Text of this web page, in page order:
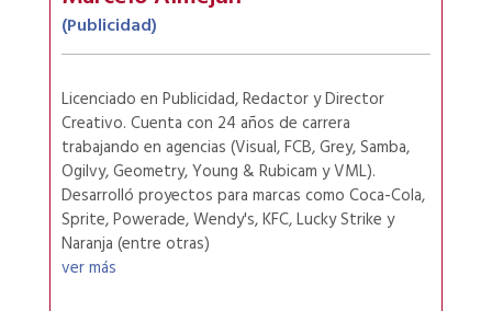
(Publicidad)
Licenciado en Publicidad, Redactor y Director
Creativo. Cuenta con 24 años de carrera
trabajando en agencias (Visual, FCB, Grey, Samba,
Ogilvy, Geometry, Young & Rubicam y VML).
Desarrolló proyectos para marcas como Coca-Cola,
Sprite, Powerade, Wendy's, KFC, Lucky Strike y
Naranja (entre otras)
ver más